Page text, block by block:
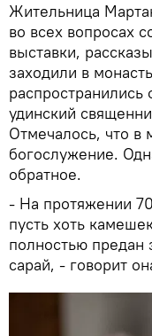
Жительница
во всех вопросах
выставки,
заходили в
удинский
Отмечалось, что в
богослужение.
обратное.
- На протяжении
пусть хоть
полностью предан
сарай, - говорит